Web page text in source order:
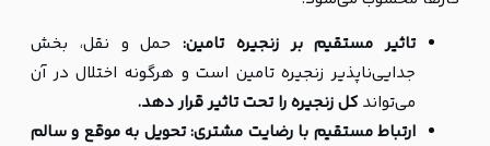
تاثیر مستقیم بر زنجیره تامین: حمل و نقل، بخش
جدایی‌ناپذیر زنجیره تامین است و هرگونه اختلال در آن
می‌تواند کل زنجیره را تحت تاثیر قرار دهد.
ارتباط مستقیم با رضایت مشتری:تحویل به موقع و سالم